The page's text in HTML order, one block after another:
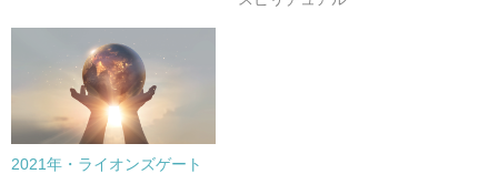
2021年・ライオンズゲート